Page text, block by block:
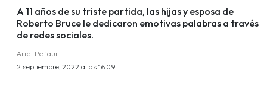
A 11 años de su triste partida, las hijas y esposa de
Roberto Bruce le dedicaron emotivas palabras a través
de redes sociales.
Ariel Pefaur
2 septiembre, 2022 a las 16:09